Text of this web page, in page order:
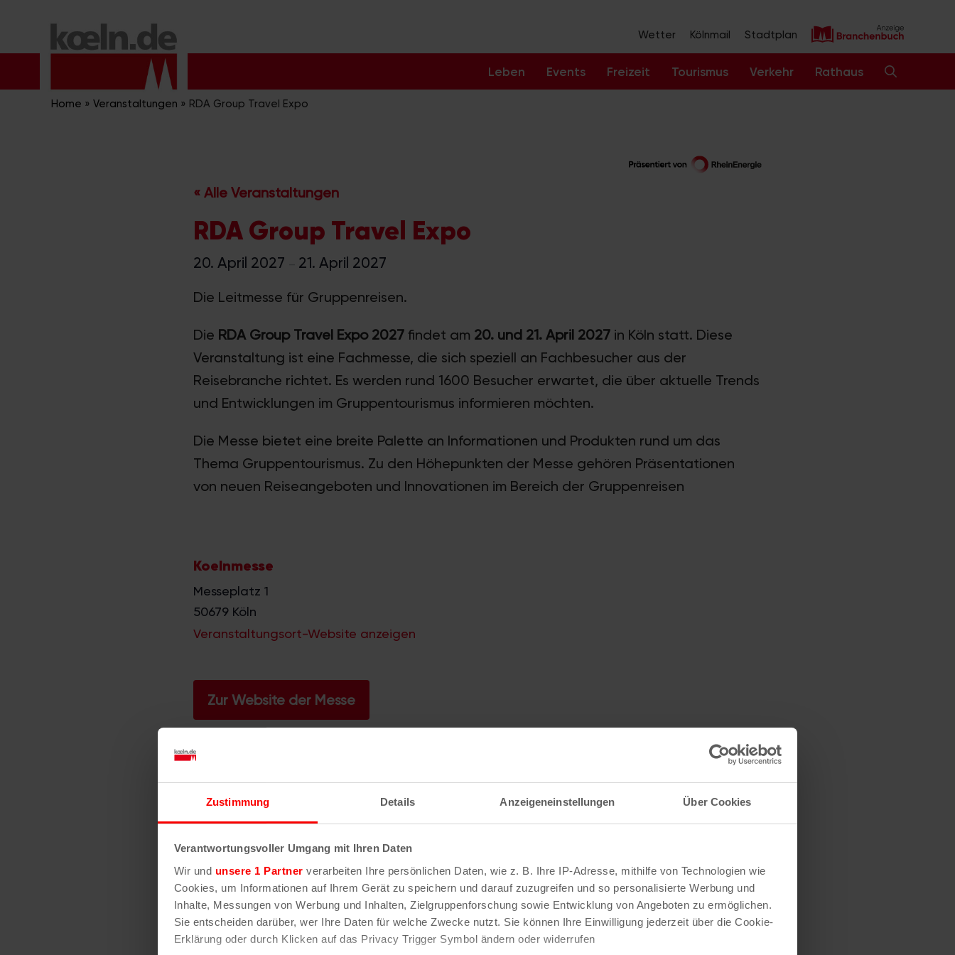
Zustimmung Details Anzeigeneinstellungen Über Cookies
Verantwortungsvoller Umgang mit Ihren Daten
Wir und unsere 1 Partner verarbeiten Ihre persönlichen Daten, wie z. B. Ihre IP-Adresse, mithilfe von Technologien wie
Cookies, um Informationen auf Ihrem Gerät zu speichern und darauf zuzugreifen und so personalisierte Werbung und
Inhalte, Messungen von Werbung und Inhalten, Zielgruppenforschung sowie Entwicklung von Angeboten zu ermöglichen.
Sie entscheiden darüber, wer Ihre Daten für welche Zwecke nutzt. Sie können Ihre Einwilligung jederzeit über die Cookie-
Erklärung oder durch Klicken auf das Privacy Trigger Symbol ändern oder widerrufen
Inhalt
Wetter Kölnmail Stadtplan
Leben Events Freizeit Tourismus Verkehr Rathaus
Home » Veranstaltungen » RDA Group Travel Expo
« Alle Veranstaltungen
RDA Group Travel Expo
20. April 2027 21. April 2027
Die Leitmesse für Gruppenreisen.
Die RDA Group Travel Expo 2027 findet am 20. und 21. April 2027 in Köln statt. Diese
Veranstaltung ist eine Fachmesse, die sich speziell an Fachbesucher aus der
Reisebranche richtet. Es werden rund 1600 Besucher erwartet, die über aktuelle Trends
und Entwicklungen im Gruppentourismus informieren möchten.
Die Messe bietet eine breite Palette an Informationen und Produkten rund um das
Thema Gruppentourismus. Zu den Höhepunkten der Messe gehören Präsentationen
von neuen Reiseangeboten und Innovationen im Bereich der Gruppenreisen
Koelnmesse
Messeplatz 1
50679 Köln
Veranstaltungsort-Website anzeigen
Zur Website der Messe
Ähnliche Veranstaltungen